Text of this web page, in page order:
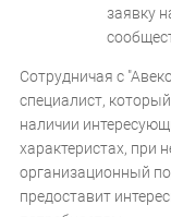
заявку
Сотрудничая с
специалист,
наличии
характеристах, при
организационный
предоставит